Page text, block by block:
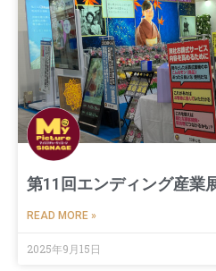
第11回エンディング産業
READ MORE »
2025年9月15日